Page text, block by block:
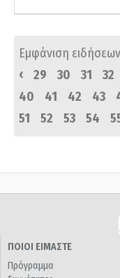
Εμφάνιση ειδήσεων
‹
29 30 31 32
40
41 42 43
51
52 53 54
ΠΟΙΟΙ ΕΙΜΑΣΤΕ
Πρόγραμμα